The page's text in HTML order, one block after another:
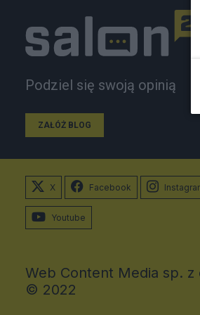
Podziel się swoją opinią
ZAŁÓŻ BLOG
X Facebook
Youtube
Web Content Media sp. z
© 2022